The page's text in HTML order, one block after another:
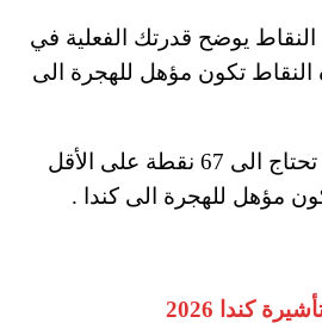
يوضح قدرتك الفعلية في
تكون مؤهل للهجرة الى
– و بشكل مبدئي أنت تحتاج الى 67 نقطة على الأقل
كندا 2026